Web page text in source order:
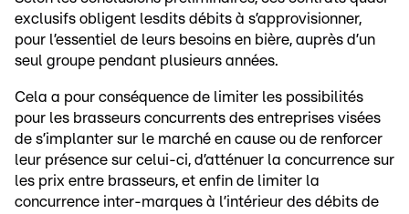
exclusifs obligent lesdits débits à s’approvisionner,
pour l’essentiel de leurs besoins en bière, auprès d’un
seul groupe pendant plusieurs années.
Cela a pour conséquence de limiter les possibilités
pour les brasseurs concurrents des entreprises visées
de s’implanter sur le marché en cause ou de renforcer
leur présence sur celui-ci, d’atténuer la concurrence sur
les prix entre brasseurs, et enfin de limiter la
concurrence inter-marques à l’intérieur des débits de